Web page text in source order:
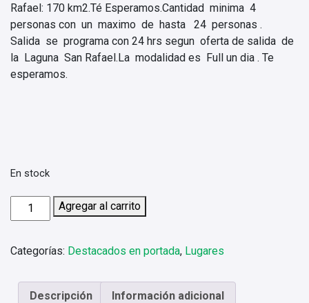
Rafael: 170 km2.Té Esperamos.Cantidad minima 4
personas con un maximo de hasta 24 personas .
Salida se programa con 24 hrs segun oferta de salida de
la Laguna San Rafael.La modalidad es Full un dia . Te
esperamos.
En stock
Laguna
San
por
Exploradores
Agregar al carrito
Categorías: Destacados en portada, Lugares
Descripción Información adicional